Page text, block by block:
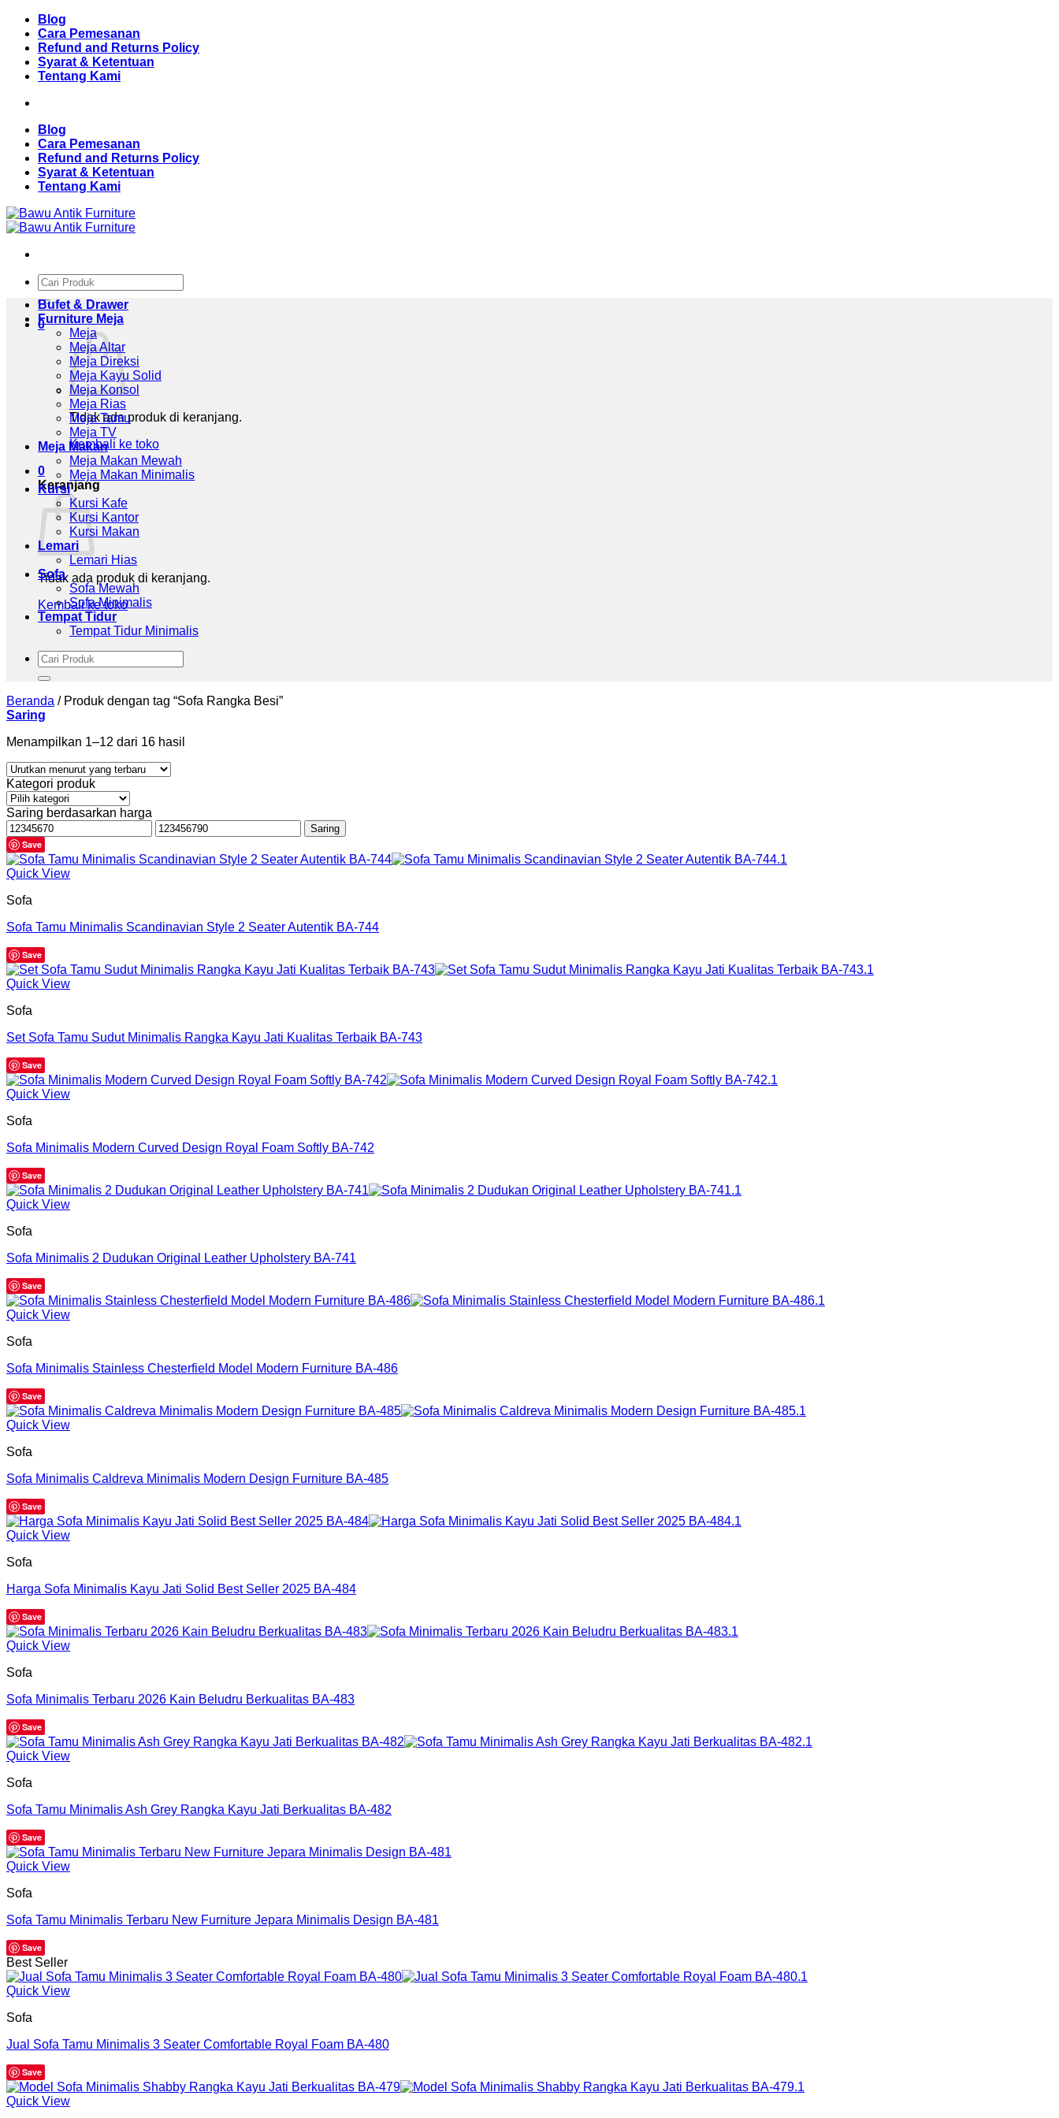
Skip
content
Blog
Cara Pemesanan
Refund and Returns Policy
Syarat & Ketentuan
Tentang Kami
Blog
Cara Pemesanan
Refund and Returns Policy
Syarat & Ketentuan
Tentang Kami
Pencarian
untuk:
0
Tidak ada produk di keranjang.
Kembali ke toko
0
Keranjang
Tidak ada produk di keranjang.
Kembali ke toko
Bufet & Drawer
Furniture Meja
Meja
Meja Altar
Meja Direksi
Meja Kayu Solid
Meja Konsol
Meja Rias
Meja Tamu
Meja TV
Meja Makan
Meja Makan Mewah
Meja Makan Minimalis
Kursi
Kursi Kafe
Kursi Kantor
Kursi Makan
Lemari
Lemari Hias
Sofa
Sofa Mewah
Sofa Minimalis
Tempat Tidur
Tempat Tidur Minimalis
Pencarian
untuk:
Beranda /Produk dengan tag “Sofa Rangka Besi”
Saring
Menampilkan 1–12 dari 16 hasil
Kategori produk
Saring berdasarkan harga
Harga
terendah
Harga
tertinggi
Saring
Save
Quick View
Sofa
Sofa Tamu Minimalis Scandinavian Style 2 Seater Autentik BA-744
Save
Quick View
Sofa
Set Sofa Tamu Sudut Minimalis Rangka Kayu Jati Kualitas Terbaik BA-743
Save
Quick View
Sofa
Sofa Minimalis Modern Curved Design Royal Foam Softly BA-742
Save
Quick View
Sofa
Sofa Minimalis 2 Dudukan Original Leather Upholstery BA-741
Save
Quick View
Sofa
Sofa Minimalis Stainless Chesterfield Model Modern Furniture BA-486
Save
Quick View
Sofa
Sofa Minimalis Caldreva Minimalis Modern Design Furniture BA-485
Save
Quick View
Sofa
Harga Sofa Minimalis Kayu Jati Solid Best Seller 2025 BA-484
Save
Quick View
Sofa
Sofa Minimalis Terbaru 2026 Kain Beludru Berkualitas BA-483
Save
Quick View
Sofa
Sofa Tamu Minimalis Ash Grey Rangka Kayu Jati Berkualitas BA-482
Save
Quick View
Sofa
Sofa Tamu Minimalis Terbaru New Furniture Jepara Minimalis Design BA-481
Save
Best Seller
Quick View
Sofa
Jual Sofa Tamu Minimalis 3 Seater Comfortable Royal Foam BA-480
Save
Quick View